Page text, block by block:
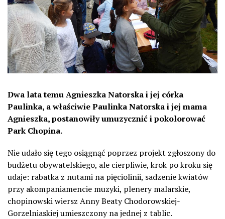
Dwa lata temu Agnieszka Natorska i jej córka
Paulinka, a właściwie Paulinka Natorska i jej mama
Agnieszka, postanowiły umuzycznić i pokolorować
Park Chopina.
Nie udało się tego osiągnąć poprzez projekt zgłoszony do
budżetu obywatelskiego, ale cierpliwie, krok po kroku się
udaje: rabatka z nutami na pięciolinii, sadzenie kwiatów
przy akompaniamencie muzyki, plenery malarskie,
chopinowski wiersz Anny Beaty Chodorowskiej-
Gorzelniaskiej umieszczony na jednej z tablic.